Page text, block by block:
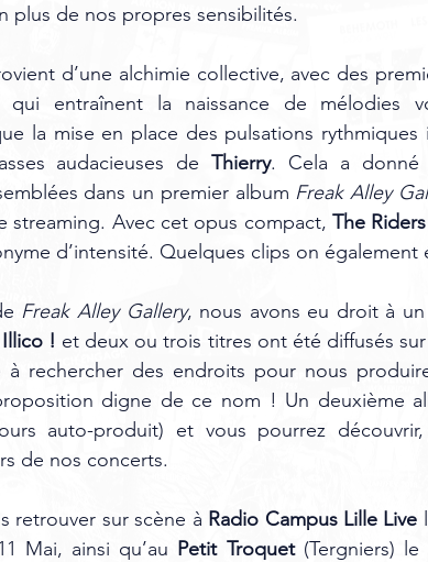
plus de nos propres sensibilités.
d’une alchimie collective, avec des
qui entraînent la naissance de mélodies
la mise en place des pulsations rythmiques
audacieuses de Thierry. Cela a donné
dans un premier album Freak Alley
streaming. Avec cet opus compact, The Riders
d’intensité. Quelques clips on
Freak Alley Gallery, nous avons eu droit à
Illico ! et deux ou trois titres ont été diffusés sur
à rechercher des endroits pour nous
digne de ce nom ! Un deuxième
auto-produit) et vous pourrez
de nos concerts.
retrouver sur scène à Radio Campus Lille Live
Mai, ainsi qu’au Petit Troquet (Tergniers) le